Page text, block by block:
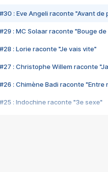
#30 : Eve Angeli raconte "Avant de
#29 : MC Solaar raconte "Bouge de
#28 : Lorie raconte "Je vais vite"
#27 : Christophe Willem raconte
#26 : Chimène Badi raconte "Entre
#25 : Indochine raconte "3e sexe"